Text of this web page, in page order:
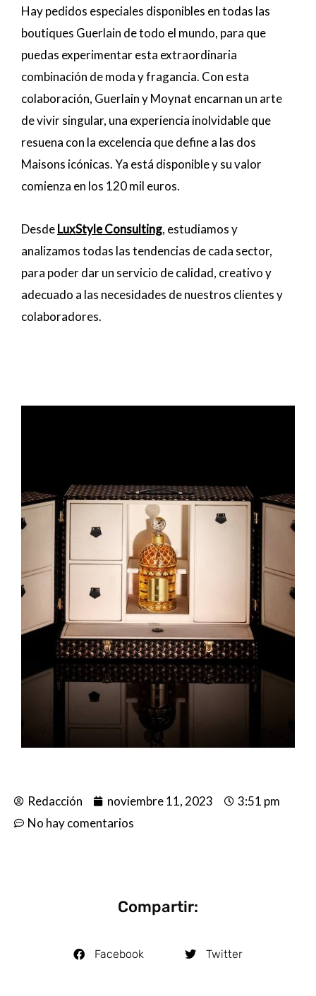
Hay pedidos especiales disponibles en todas las
boutiques Guerlain de todo el mundo, para que
puedas experimentar esta extraordinaria
combinación de moda y fragancia. Con esta
colaboración, Guerlain y Moynat encarnan un arte
de vivir singular, una experiencia inolvidable que
resuena con la excelencia que define a las dos
Maisons icónicas. Ya está disponible y su valor
comienza en los 120 mil euros.
DesdeLuxStyle Consulting, estudiamos y
analizamos todas las tendencias de cada sector,
para poder dar un servicio de calidad, creativo y
adecuado a las necesidades de nuestros clientes y
colaboradores.
Redacción noviembre 11, 2023
3:51 pm
No hay comentarios
Compartir:
Facebook Twitter